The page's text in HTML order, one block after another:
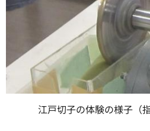
江戸切子の体験の様子（